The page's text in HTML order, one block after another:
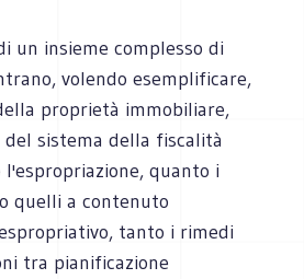
un insieme complesso di
volendo esemplificare,
proprietà immobiliare,
sistema della fiscalità
quanto i
quelli a contenuto
tanto i rimedi
tra pianificazione